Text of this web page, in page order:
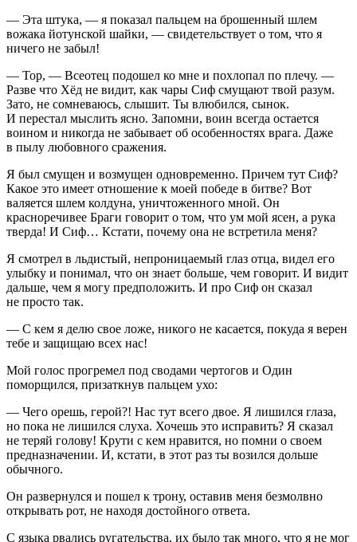
— Эта штука, — я показал пальцем на брошенный шлем
вожака йотунской шайки, — свидетельствует о том, что я
ничего не забыл!
— Тор, — Всеотец подошел ко мне и похлопал по плечу. —
Разве что Хёд не видит, как чары Сиф смущают твой разум.
Зато, не сомневаюсь, слышит. Ты влюбился, сынок.
И перестал мыслить ясно. Запомни, воин всегда остается
воином и никогда не забывает об особенностях врага. Даже
в пылу любовного сражения.
Я был смущен и возмущен одновременно. Причем тут Сиф?
Какое это имеет отношение к моей победе в битве? Вот
валяется шлем колдуна, уничтоженного мной. Он
красноречивее Браги говорит о том, что ум мой ясен, а рука
тверда! И Сиф… Кстати, почему она не встретила меня?
Я смотрел в льдистый, непроницаемый глаз отца, видел его
улыбку и понимал, что он знает больше, чем говорит. И видит
дальше, чем я могу предположить. И про Сиф он сказал
не просто так.
— С кем я делю свое ложе, никого не касается, покуда я верен
тебе и защищаю всех нас!
Мой голос прогремел под сводами чертогов и Один
поморщился, призаткнув пальцем ухо:
— Чего орешь, герой?! Нас тут всего двое. Я лишился глаза,
но пока не лишился слуха. Хочешь это исправить? Я сказал
не теряй голову! Крути с кем нравится, но помни о своем
предназначении. И, кстати, в этот раз ты возился дольше
обычного.
Он развернулся и пошел к трону, оставив меня безмолвно
открывать рот, не находя достойного ответа.
С языка рвались ругательства, их было так много, что я не мог